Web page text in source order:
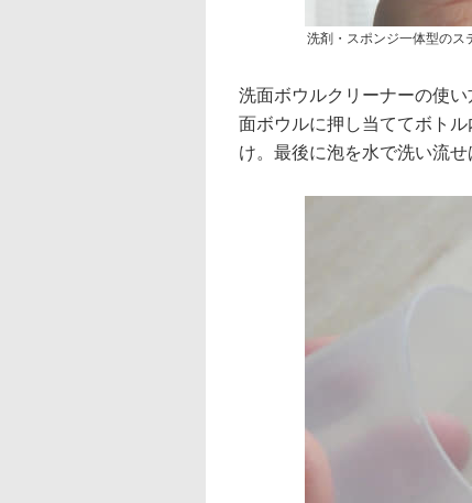
洗剤・スポンジ一体型のス
洗面ボウルクリーナーの使
面ボウルに押し当ててボト
け。最後に泡を水で洗い流せ